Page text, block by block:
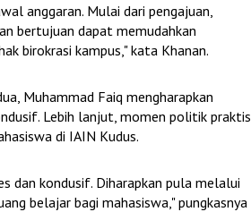
anggaran. Mulai dari pengajuan,
bertujuan dapat memudahkan
birokrasi kampus," kata Khanan.
Muhammad Faiq mengharapkan
Lebih lanjut, momen politik praktis
di IAIN Kudus.
dan kondusif. Diharapkan pula melalui
belajar bagi mahasiswa," pungkasnya